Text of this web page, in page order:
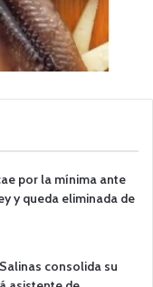
por la mínima ante
y queda eliminada de
consolida su